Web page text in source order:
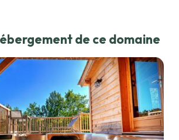
de ce domaine